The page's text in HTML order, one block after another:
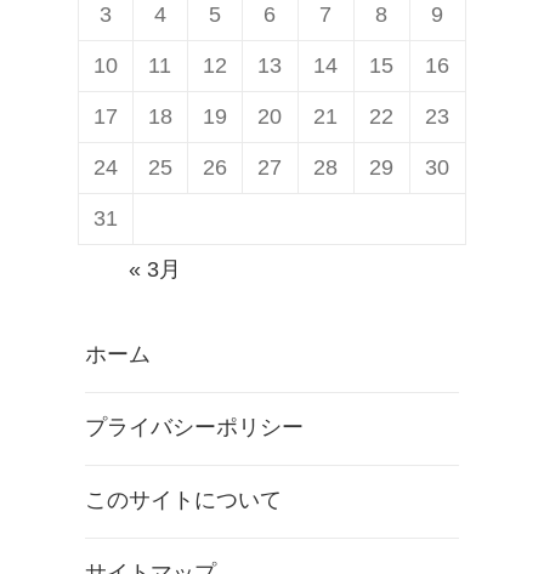
3 4 5 6 7 8 9
10 11 12 13 14 15 16
17 18 19 20 21 22 23
24 25 26 27 28 29 30
31
« 3月
ホーム
プライバシーポリシー
このサイトについて